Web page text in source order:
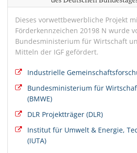
Dieses vorwettbewerbliche Projekt
Förderkennzeichen 20198 N wurde
Bundesministerium für Wirtschaft
Mitteln der IGF gefördert.
Industrielle
Bundesministerium für
(BMWE)
DLR Projektträger (DLR)
Institut für Umwelt & Energie,
(IUTA)